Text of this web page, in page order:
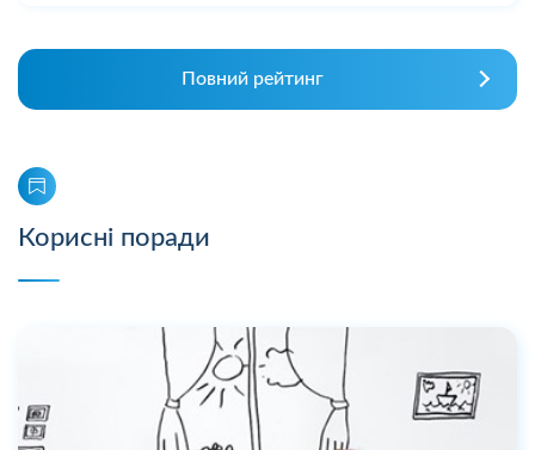
Повний рейтинг
Корисні поради